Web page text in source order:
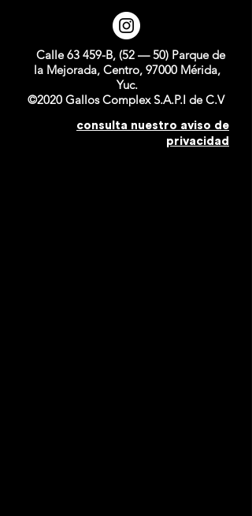
Calle 63 459-B, (52 — 50) Parque de
la Mejorada, Centro, 97000 Mérida,
Yuc.
©2020 Gallos Complex S.A.P.I de C.V
consulta nuestro aviso de
privacidad